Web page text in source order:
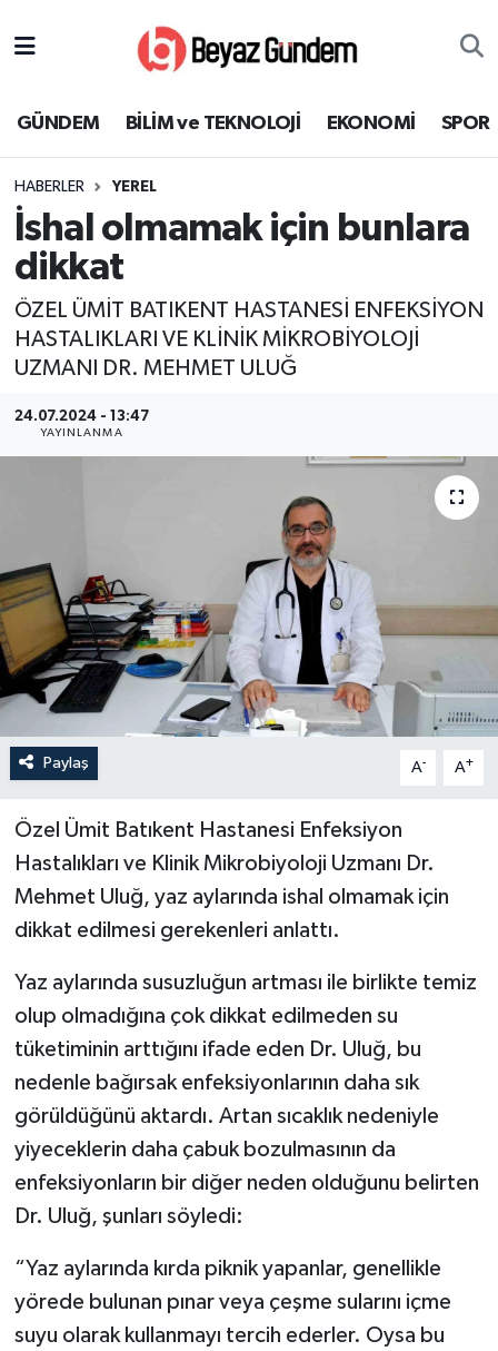
GÜNDEM BİLİM ve TEKNOLOJİ EKONOMİ SPOR
HABERLER YEREL
İshal olmamak için bunlara
dikkat
ÖZEL ÜMİT BATIKENT HASTANESİ ENFEKSİYON
HASTALIKLARI VE KLİNİK MİKROBİYOLOJİ
UZMANI DR. MEHMET ULUĞ
24.07.2024 - 13:47
YAYINLANMA
Paylaş A- A+
Özel Ümit Batıkent Hastanesi Enfeksiyon
Hastalıkları ve Klinik Mikrobiyoloji Uzmanı Dr.
Mehmet Uluğ, yaz aylarında ishal olmamak için
dikkat edilmesi gerekenleri anlattı.
Yaz aylarında susuzluğun artması ile birlikte temiz
olup olmadığına çok dikkat edilmeden su
tüketiminin arttığını ifade eden Dr. Uluğ, bu
nedenle bağırsak enfeksiyonlarının daha sık
görüldüğünü aktardı. Artan sıcaklık nedeniyle
yiyeceklerin daha çabuk bozulmasının da
enfeksiyonların bir diğer neden olduğunu belirten
Dr. Uluğ, şunları söyledi:
“Yaz aylarında kırda piknik yapanlar, genellikle
yörede bulunan pınar veya çeşme sularını içme
suyu olarak kullanmayı tercih ederler. Oysa bu
EKONOMİ
SPOR
SAĞLIK
EĞİTİM
KÜLTÜR SANAT
Süper Lig Puan Durumu ve Fikstür
Tüm Manşetler
Son Dakika Haberleri
Haber Arşivi